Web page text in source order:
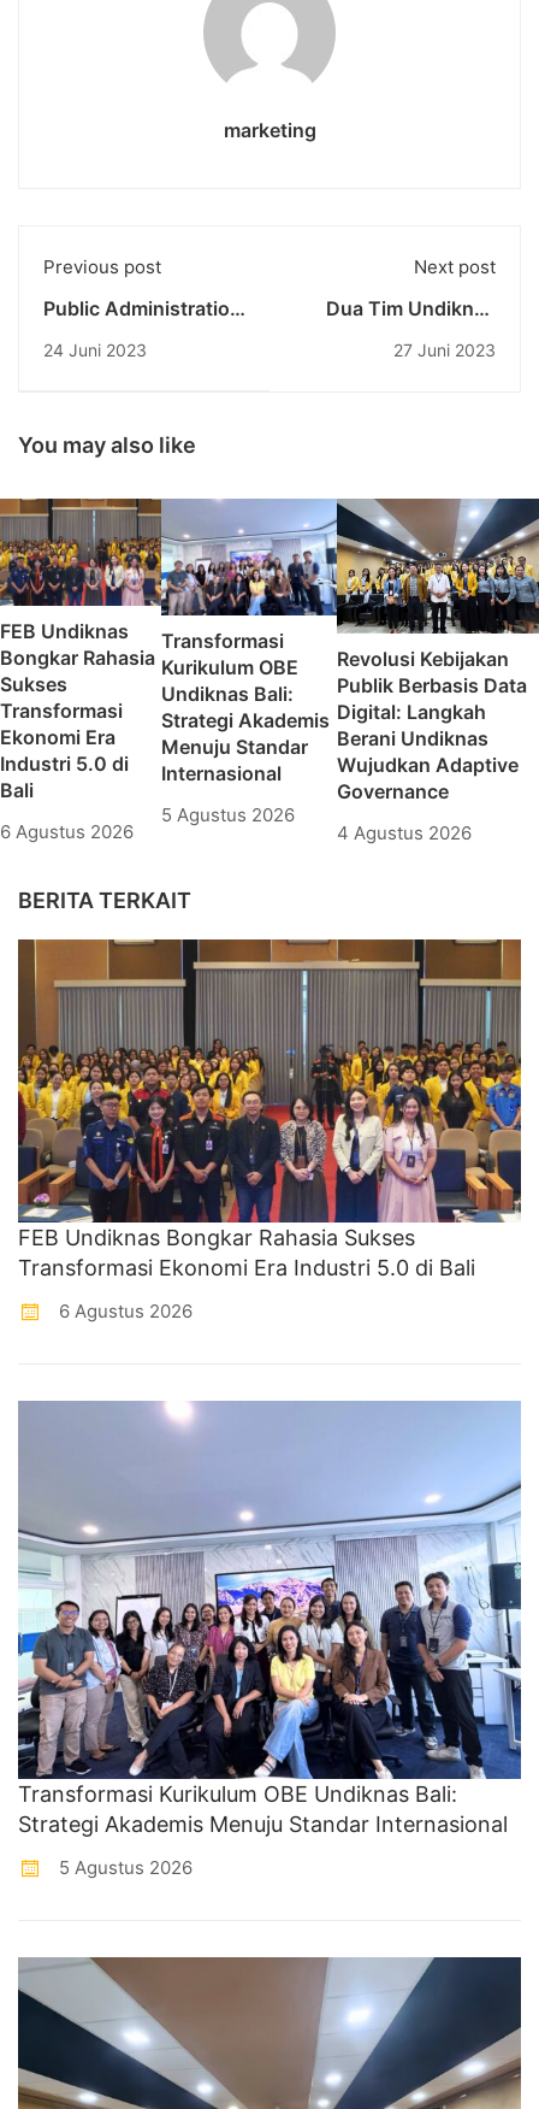
marketing
Previous post
Public Administration
24 Juni 2023
Next post
Dua Tim Undiknas
Lolos Pendanaan
27 Juni 2023
You may also like
FEB Undiknas
Bongkar Rahasia
Sukses
Transformasi
Ekonomi Era
Industri 5.0 di
Bali
6 Agustus 2026
Transformasi
Kurikulum OBE
Undiknas Bali:
Strategi Akademis
Menuju Standar
Internasional
5 Agustus 2026
Revolusi Kebijakan
Publik Berbasis Data
Digital: Langkah
Berani Undiknas
Wujudkan Adaptive
Governance
4 Agustus 2026
BERITA TERKAIT
FEB Undiknas Bongkar Rahasia Sukses
Transformasi Ekonomi Era Industri 5.0 di Bali
6 Agustus 2026
Transformasi Kurikulum OBE Undiknas Bali:
Strategi Akademis Menuju Standar Internasional
5 Agustus 2026